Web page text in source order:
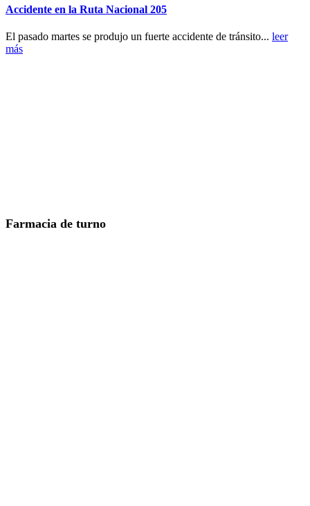
Accidente en la Ruta Nacional 205
El pasado martes se produjo un fuerte accidente de tránsito... leer
más
Farmacia de turno